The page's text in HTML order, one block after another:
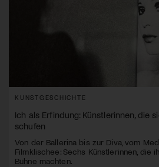
KUNSTGESCHICHTE
Ich als Erfindung: Künstlerinnen, die
schufen
Von der Ballerina bis zur Diva, vom
Filmklischee: Sechs Künstlerinnen, die
Bühne machten.